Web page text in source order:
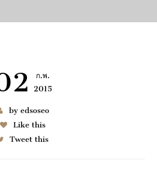
ก.พ.
2015
by edsoseo
Like this
Tweet this